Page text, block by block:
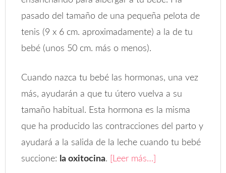
pasado del tamaño de una pequeña pelota de
tenis (9 x 6 cm. aproximadamente) a la de tu
bebé (unos 50 cm. más o menos).
Cuando nazca tu bebé las hormonas, una vez
más, ayudarán a que tu útero vuelva a su
tamaño habitual. Esta hormona es la misma
que ha producido las contracciones del parto y
ayudará a la salida de la leche cuando tu bebé
succione: la oxitocina. [Leer más…]